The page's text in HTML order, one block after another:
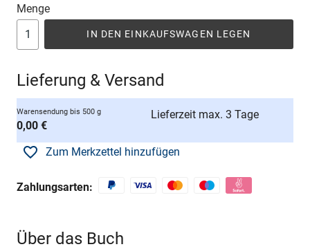
Menge
IN DEN EINKAUFSWAGEN LEGEN
Lieferung & Versand
Warensendung bis 500 g
0,00 €
Lieferzeit max. 3 Tage
Zum Merkzettel hinzufügen
Zahlungsarten:
Über das Buch